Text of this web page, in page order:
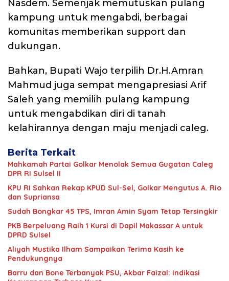
Nasdem. Semenjak memutuskan pulang
kampung untuk mengabdi, berbagai
komunitas memberikan support dan
dukungan.
Bahkan, Bupati Wajo terpilih Dr.H.Amran
Mahmud juga sempat mengapresiasi Arif
Saleh yang memilih pulang kampung
untuk mengabdikan diri di tanah
kelahirannya dengan maju menjadi caleg.
Berita Terkait
Mahkamah Partai Golkar Menolak Semua Gugatan Caleg
DPR RI Sulsel II
KPU RI Sahkan Rekap KPUD Sul-Sel, Golkar Mengutus A. Rio
dan Supriansa
Sudah Bongkar 45 TPS, Imran Amin Syam Tetap Tersingkir
PKB Berpeluang Raih 1 Kursi di Dapil Makassar A untuk
DPRD Sulsel
Aliyah Mustika Ilham Sampaikan Terima Kasih ke
Pendukungnya
Barru dan Bone Terbanyak PSU, Akbar Faizal: Indikasi